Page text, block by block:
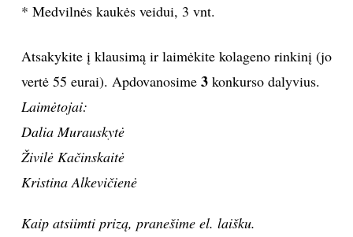
* Medvilnės kaukės veidui, 3 vnt.
Atsakykite į klausimą ir laimėkite kolageno rinkinį (jo
vertė 55 eurai). Apdovanosime 3konkurso dalyvius.
Laimėtojai:
Dalia Murauskytė
Živilė Kačinskaitė
Kristina Alkevičienė
Kaip atsiimti prizą, pranešime el. laišku.